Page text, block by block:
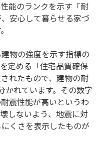
能のランクを示す「耐
安心して暮らせる家づ
物の強度を示す指標の
定める「住宅品質確保
れたもので、建物の耐
かれています。その数字
震性能が高いというわ
しないよう、地震に対
くさを表示したものが